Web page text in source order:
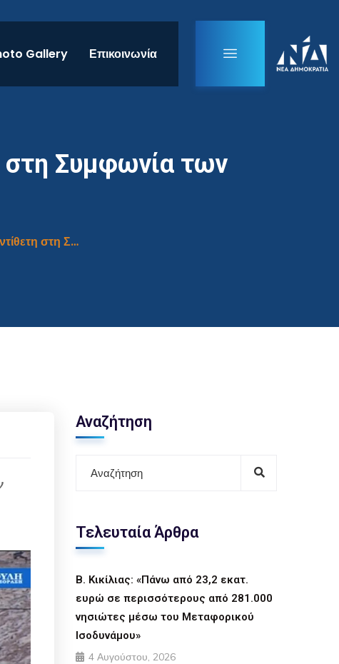
Gallery Επικοινωνία
στη Συμφωνία των
Η πλειοψηφία των Ελλήνων είναι αντίθετη στη Συμφωνία των Πρεσπών
Αναζήτηση
Τελευταία Άρθρα
Β. Κικίλιας: «Πάνω από 23,2 εκατ.
ευρώ σε περισσότερους από 281.000
νησιώτες μέσω του Μεταφορικού
Ισοδυνάμου»
4 Αυγούστου, 2026